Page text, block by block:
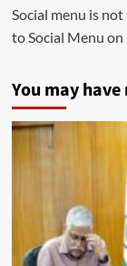
Social menu is
to Social Menu
You may have